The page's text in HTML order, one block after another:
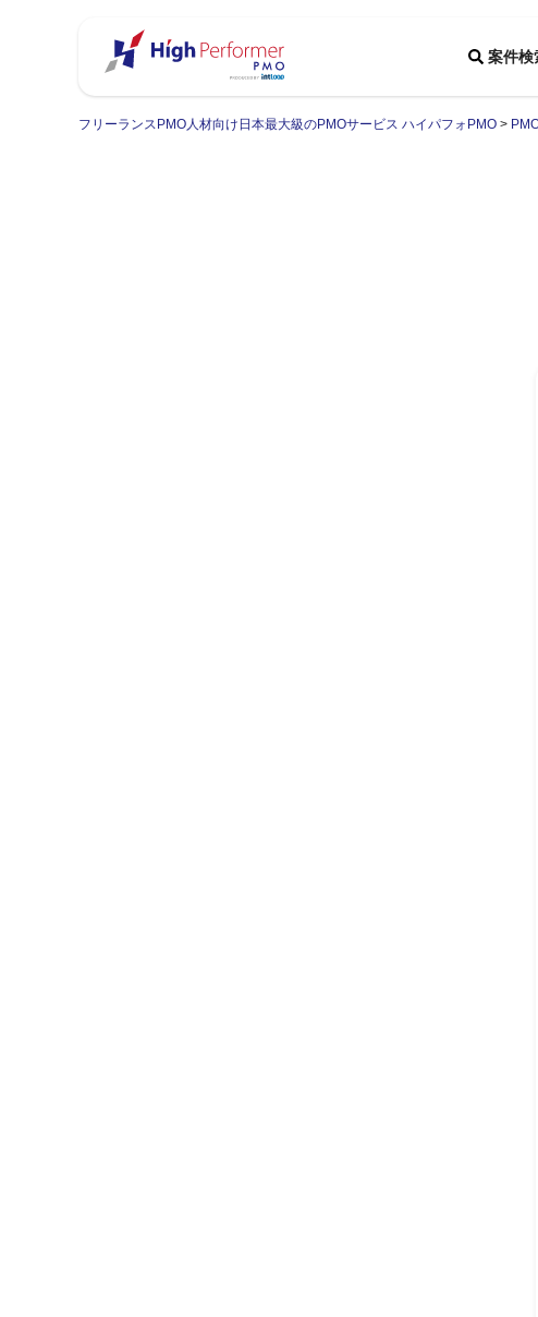
案件検
フリーランスPMO人材向け日本最大級のPMOサービス ハイパフォPMO >